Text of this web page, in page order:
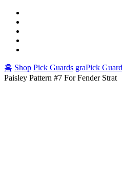
홈 Shop Pick Guards graPick
Paisley Pattern #7 For Fender Strat